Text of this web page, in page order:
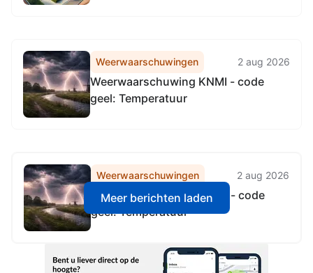
Weerwaarschuwingen 2 aug 2026
Weerwaarschuwing KNMI - code
geel: Temperatuur
Weerwaarschuwingen 2 aug 2026
Weerwaarschuwing KNMI - code
geel: Temperatuur
Meer berichten laden